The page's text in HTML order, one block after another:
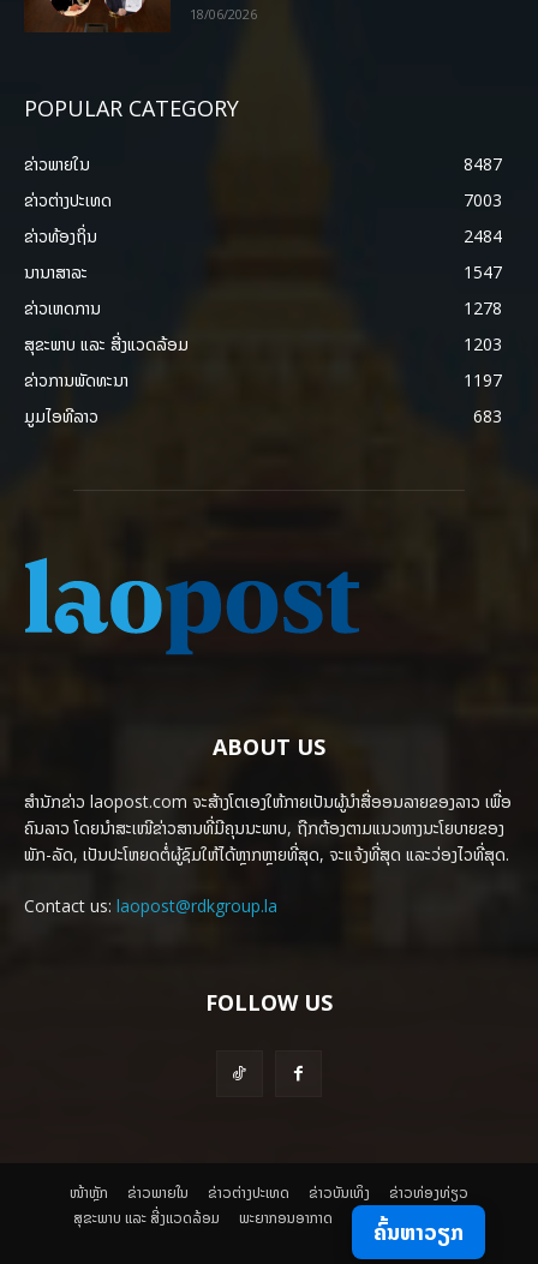
18/06/2026
POPULAR CATEGORY
ຂ່າວພາຍ​ໃນ
8487
ຂ່າວຕ່າງປະເທດ
7003
ຂ່າວທ້ອງຖິ່ນ
2484
ນານາສາລະ
1547
ຂ່າວເຫດການ
1278
ສຸຂະພາບ ແລະ ສີ່ງແວດລ້ອມ
1203
ຂ່າວການພັດທະນາ
1197
ມູມໄອທີລາວ
683
ABOUT US
ສຳນັກຂ່າວ laopost.com ຈະສ້າງໂຕເອງໃຫ້ກາຍເປັນຜູ້ນຳສື່ອອນລາຍຂອງລາວ ເພື່ອ
ຄົນລາວ ໂດຍນຳສະເໜີຂ່າວສານທີ່ມີຄຸນນະພາບ, ຖືກຕ້ອງຕາມແນວທາງນະໂຍບາຍຂອງ
ພັກ-ລັດ, ເປັນປະໂຫຍດຕໍ່ຜູ້ຊົມໃຫ້ໄດ້ຫຼາກຫຼາຍທີ່ສຸດ, ຈະແຈ້ງທີ່ສຸດ ແລະວ່ອງໄວທີ່ສຸດ.
Contact us: laopost@rdkgroup.la
FOLLOW US
ໜ້າຫຼັກ ຂ່າວພາຍ​ໃນ ຂ່າວຕ່າງປະເທດ ​ຂ່າວບັນເທິງ
​ຂ່າວທ່ອງທ່ຽວ
ສຸຂະພາບ ແລະ ສີ່ງແວດລ້ອມ
ພະຍາກອນອາກາດ ຄົ້ນຫາວຽກ